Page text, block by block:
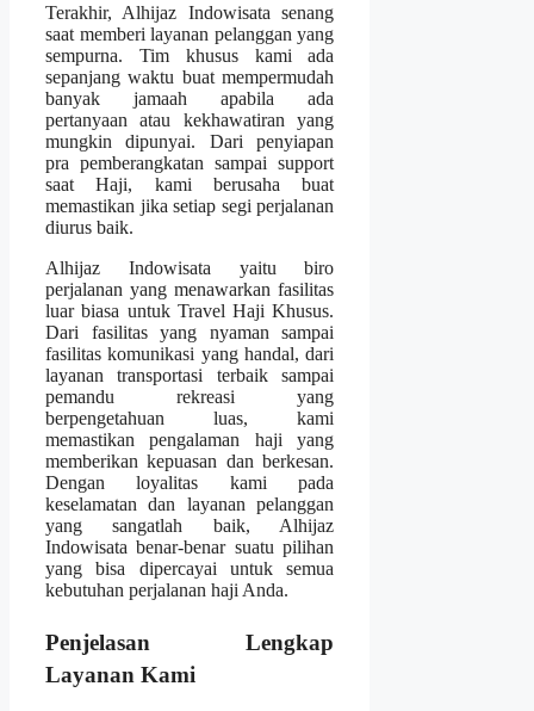
Terakhir, Alhijaz Indowisata senang
saat memberi layanan pelanggan yang
sempurna. Tim khusus kami ada
sepanjang waktu buat mempermudah
banyak jamaah apabila ada
pertanyaan atau kekhawatiran yang
mungkin dipunyai. Dari penyiapan
pra pemberangkatan sampai support
saat Haji, kami berusaha buat
memastikan jika setiap segi perjalanan
diurus baik.
Alhijaz Indowisata yaitu biro
perjalanan yang menawarkan fasilitas
luar biasa untuk Travel Haji Khusus.
Dari fasilitas yang nyaman sampai
fasilitas komunikasi yang handal, dari
layanan transportasi terbaik sampai
pemandu rekreasi yang
berpengetahuan luas, kami
memastikan pengalaman haji yang
memberikan kepuasan dan berkesan.
Dengan loyalitas kami pada
keselamatan dan layanan pelanggan
yang sangatlah baik, Alhijaz
Indowisata benar-benar suatu pilihan
yang bisa dipercayai untuk semua
kebutuhan perjalanan haji Anda.
Penjelasan Lengkap
Layanan Kami